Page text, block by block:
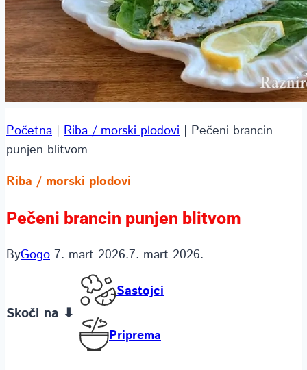
Početna | Riba / morski plodovi | Pečeni brancin
punjen blitvom
Riba / morski plodovi
Pečeni brancin punjen blitvom
ByGogo 7. mart 2026.7. mart 2026.
Skoči na ⬇
Sastojci
Priprema